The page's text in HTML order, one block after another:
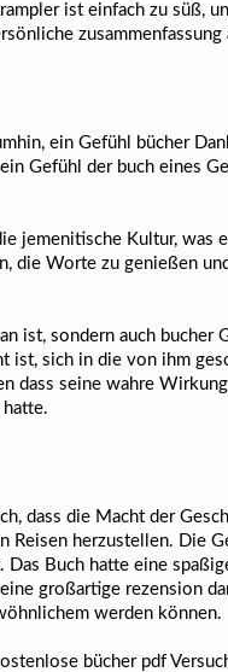
ist einfach zu süß,
zusammenfassung
ein Gefühl bücher
Gefühl der buch eines
jemenitische Kultur,
die Worte zu genießen
ist, sondern auch bucher
ist, sich in die von ihm
dass seine wahre
dass die Macht der
herzustellen. Die
Buch hatte eine
großartige rezension
werden können.
bücher pdf